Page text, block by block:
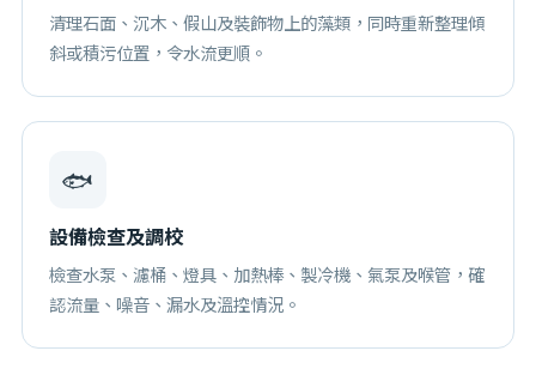
清理石面、沉木、假山及裝飾物上的藻類，同時重新整理傾
斜或積污位置，令水流更順。
🐟
設備檢查及調校
檢查水泵、濾桶、燈具、加熱棒、製冷機、氣泵及喉管，確
認流量、噪音、漏水及溫控情況。